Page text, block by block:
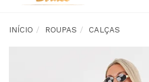
INÍCIO ROUPAS CALÇAS